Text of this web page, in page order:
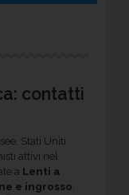
contatti
Stati Uniti
attivi nel
a Lenti a
e ingrosso,